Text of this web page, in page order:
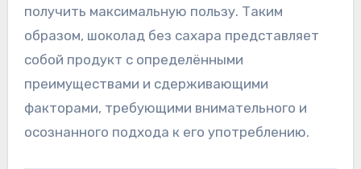
получить максимальную пользу. Таким
образом, шоколад без сахара представляет
собой продукт с определёнными
преимуществами и сдерживающими
факторами, требующими внимательного и
осознанного подхода к его употреблению.